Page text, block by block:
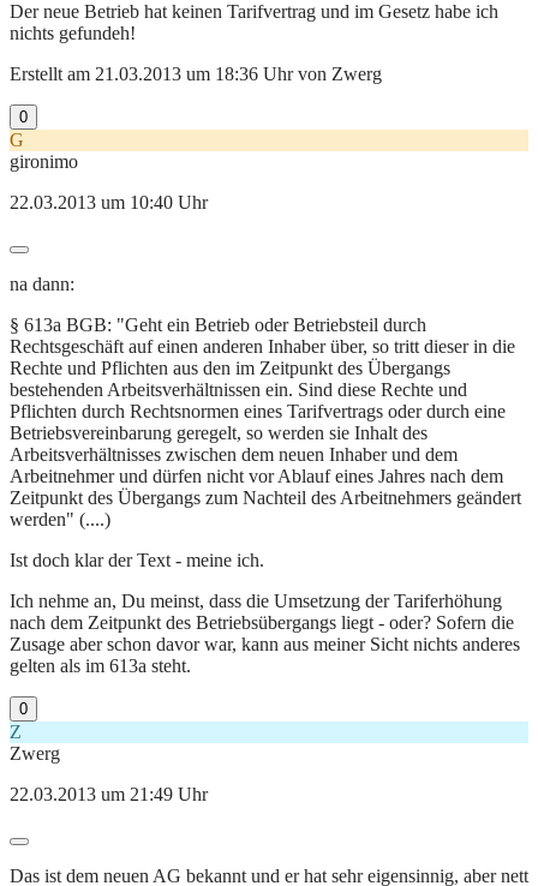
Der neue Betrieb hat keinen Tarifvertrag und im Gesetz habe ich
nichts gefundeh!
Erstellt am 21.03.2013 um 18:36 Uhr von Zwerg
0
G
gironimo
22.03.2013 um 10:40 Uhr
na dann:
§ 613a BGB: "Geht ein Betrieb oder Betriebsteil durch
Rechtsgeschäft auf einen anderen Inhaber über, so tritt dieser in die
Rechte und Pflichten aus den im Zeitpunkt des Übergangs
bestehenden Arbeitsverhältnissen ein. Sind diese Rechte und
Pflichten durch Rechtsnormen eines Tarifvertrags oder durch eine
Betriebsvereinbarung geregelt, so werden sie Inhalt des
Arbeitsverhältnisses zwischen dem neuen Inhaber und dem
Arbeitnehmer und dürfen nicht vor Ablauf eines Jahres nach dem
Zeitpunkt des Übergangs zum Nachteil des Arbeitnehmers geändert
werden" (....)
Ist doch klar der Text - meine ich.
Ich nehme an, Du meinst, dass die Umsetzung der Tariferhöhung
nach dem Zeitpunkt des Betriebsübergangs liegt - oder? Sofern die
Zusage aber schon davor war, kann aus meiner Sicht nichts anderes
gelten als im 613a steht.
0
Z
Zwerg
22.03.2013 um 21:49 Uhr
Das ist dem neuen AG bekannt und er hat sehr eigensinnig, aber nett